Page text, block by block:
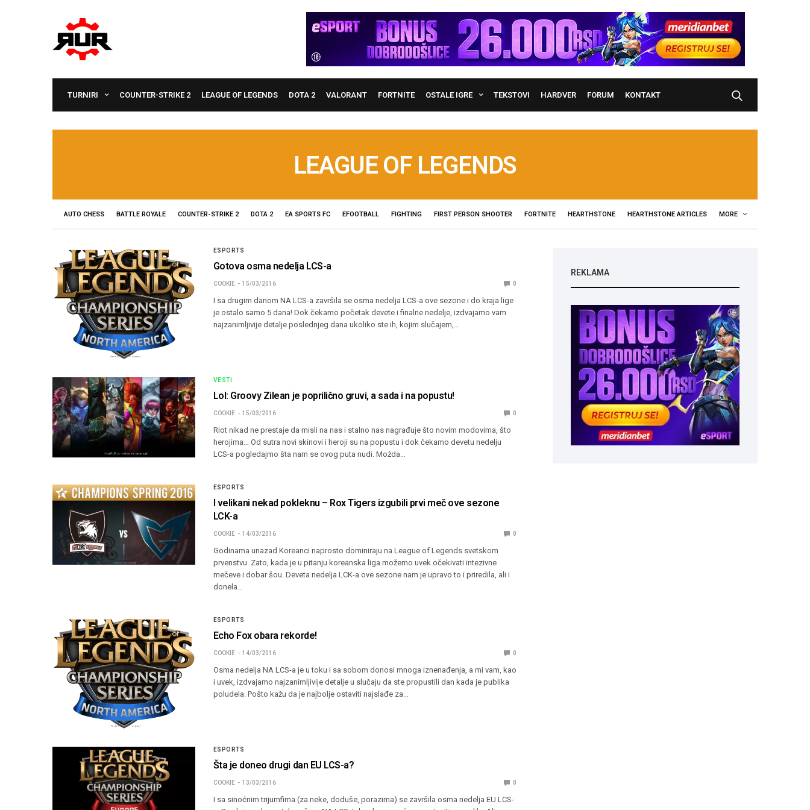
TURNIRI COUNTER-STRIKE 2 LEAGUE OF LEGENDS DOTA 2 VALORANT FORTNITE OSTALE IGRE TEKSTOVI HARDVER FORUM KONTAKT
LEAGUE OF LEGENDS
AUTO CHESS BATTLE ROYALE COUNTER-STRIKE 2 DOTA 2 EA SPORTS FC EFOOTBALL FIGHTING FIRST PERSON SHOOTER FORTNITE HEARTHSTONE HEARTHSTONE ARTICLES MORE
ESPORTS
Gotova osma nedelja LCS-a
COOKIE 15/03/2016 0
I sa drugim danom NA LCS-a završila se osma nedelja LCS-a ove sezone i do kraja lige
je ostalo samo 5 dana! Dok čekamo početak devete i finalne nedelje, izdvajamo vam
najzanimljivije detalje poslednjeg dana ukoliko ste ih, kojim slučajem,…
VESTI
Lol: Groovy Zilean je poprilično gruvi, a sada i na popustu!
COOKIE 15/03/2016 0
Riot nikad ne prestaje da misli na nas i stalno nas nagrađuje što novim modovima, što
herojima… Od sutra novi skinovi i heroji su na popustu i dok čekamo devetu nedelju
LCS-a pogledajmo šta nam se ovog puta nudi. Možda…
ESPORTS
I velikani nekad pokleknu – Rox Tigers izgubili prvi meč ove sezone
LCK-a
COOKIE 14/03/2016 0
Godinama unazad Koreanci naprosto dominiraju na League of Legends svetskom
prvenstvu. Zato, kada je u pitanju koreanska liga možemo uvek očekivati intezivne
mečeve i dobar šou. Deveta nedelja LCK-a ove sezone nam je upravo to i priredila, ali i
donela…
ESPORTS
Echo Fox obara rekorde!
COOKIE 14/03/2016 0
Osma nedelja NA LCS-a je u toku i sa sobom donosi mnoga iznenađenja, a mi vam, kao
i uvek, izdvajamo najzanimljivije detalje u slučaju da ste propustili dan kada je publika
poludela. Pošto kažu da je najbolje ostaviti najslađe za…
ESPORTS
Šta je doneo drugi dan EU LCS-a?
COOKIE 13/03/2016 0
I sa sinoćnim trijumfima (za neke, doduše, porazima) se završila osma nedelja EU LCS-
REKLAMA